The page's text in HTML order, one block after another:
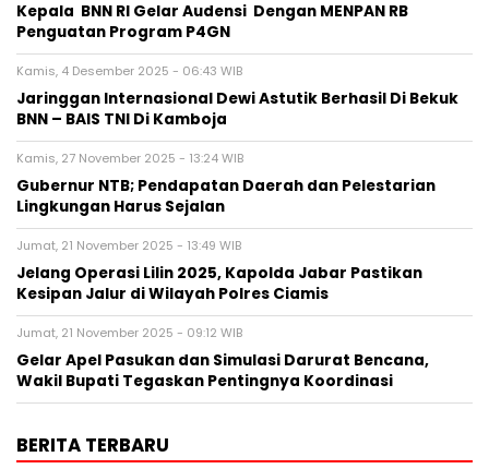
Kepala BNN RI Gelar Audensi Dengan MENPAN RB
Penguatan Program P4GN
Kamis, 4 Desember 2025 - 06:43 WIB
Jaringgan Internasional Dewi Astutik Berhasil Di Bekuk
BNN – BAIS TNI Di Kamboja
Kamis, 27 November 2025 - 13:24 WIB
Gubernur NTB; Pendapatan Daerah dan Pelestarian
Lingkungan Harus Sejalan
Jumat, 21 November 2025 - 13:49 WIB
Jelang Operasi Lilin 2025, Kapolda Jabar Pastikan
Kesipan Jalur di Wilayah Polres Ciamis
Jumat, 21 November 2025 - 09:12 WIB
Gelar Apel Pasukan dan Simulasi Darurat Bencana,
Wakil Bupati Tegaskan Pentingnya Koordinasi
BERITA TERBARU